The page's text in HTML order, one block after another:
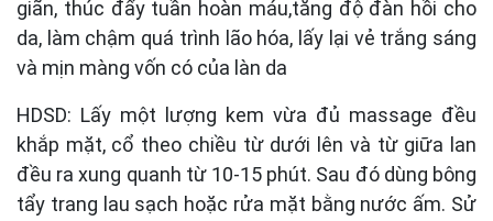
giãn, thúc đẩy tuần hoàn máu,tăng độ đàn hồi cho
da, làm chậm quá trình lão hóa, lấy lại vẻ trắng sáng
và mịn màng vốn có của làn da
HDSD: Lấy một lượng kem vừa đủ massage đều
khắp mặt, cổ theo chiều từ dưới lên và từ giữa lan
đều ra xung quanh từ 10-15 phút. Sau đó dùng bông
tẩy trang lau sạch hoặc rửa mặt bằng nước ấm. Sử